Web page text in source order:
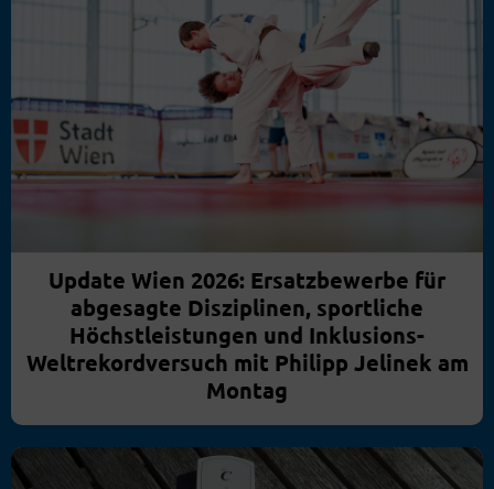
Update Wien 2026: Ersatzbewerbe für
abgesagte Disziplinen, sportliche
Höchstleistungen und Inklusions-
Weltrekordversuch mit Philipp Jelinek am
Montag